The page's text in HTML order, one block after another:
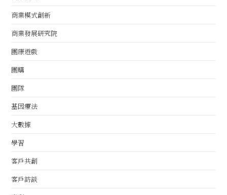
商業模式創新
商業發展研究院
團康遊戲
團購
團隊
基因療法
大數據
學習
客戶共創
客戶訪談